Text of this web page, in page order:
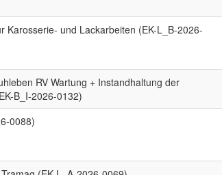
Karosserie- und Lackarbeiten (EK-L_B-2026-
RV Wartung + Instandhaltung der
B_I-2026-0132)
0088)